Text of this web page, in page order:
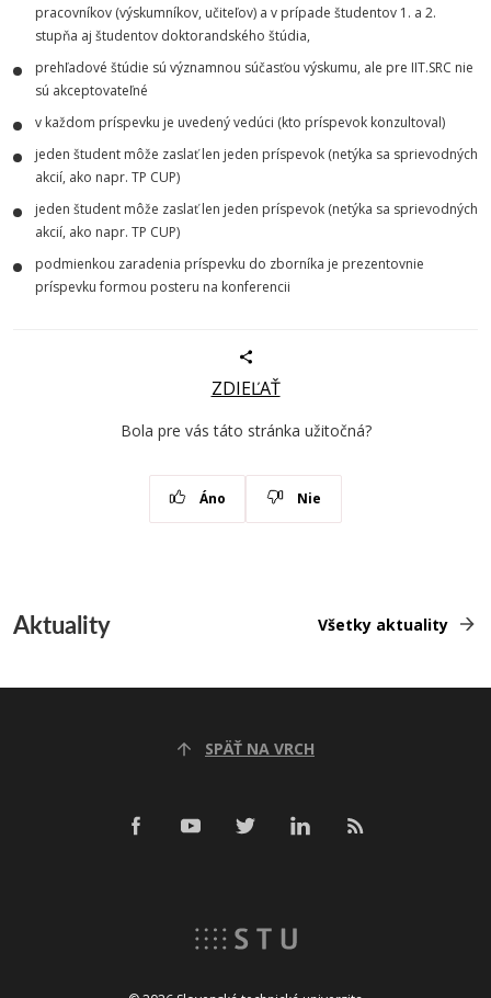
pracovníkov (výskumníkov, učiteľov) a v prípade študentov 1. a 2.
stupňa aj študentov doktorandského štúdia,
prehľadové štúdie sú významnou súčasťou výskumu, ale pre IIT.SRC nie
sú akceptovateľné
v každom príspevku je uvedený vedúci (kto príspevok konzultoval)
jeden študent môže zaslať len jeden príspevok (netýka sa sprievodných
akcií, ako napr. TP CUP)
jeden študent môže zaslať len jeden príspevok (netýka sa sprievodných
akcií, ako napr. TP CUP)
podmienkou zaradenia príspevku do zborníka je prezentovnie
príspevku formou posteru na konferencii
ZDIEĽAŤ
Bola pre vás táto stránka užitočná?
Áno Nie
Aktuality Všetky aktuality
SPÄŤ NA VRCH